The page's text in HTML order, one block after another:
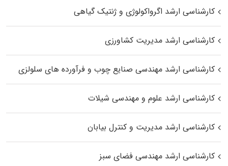
کارشناسی ارشد اگرواکولوژی و ژنتیک گیاهی
کارشناسی ارشد مدیریت کشاورزی
کارشناسی ارشد مهندسی صنایع چوب و فرآورده‌ های سلولزی
کارشناسی ارشد علوم و مهندسی شیلات
کارشناسی ارشد مدیریت و کنترل بیابان
کارشناسی ارشد مهندسی فضای سبز